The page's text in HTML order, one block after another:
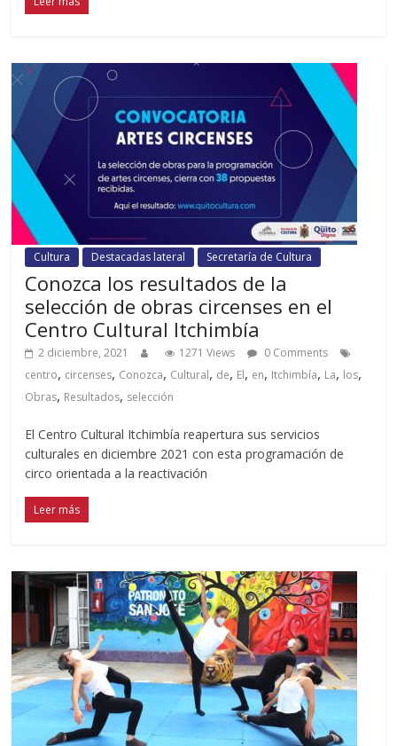
Cultura Destacadas lateral Secretaría de Cultura
Conozca los resultados de la
selección de obras circenses en el
Centro Cultural Itchimbía
2 diciembre, 2021 1271 Views
0 Comments
centro, circenses, Conozca, Cultural, de, El, en, Itchimbía, La, los,
Obras, Resultados, selección
El Centro Cultural Itchimbía reapertura sus servicios
culturales en diciembre 2021 con esta programación de
circo orientada a la reactivación
Leer más